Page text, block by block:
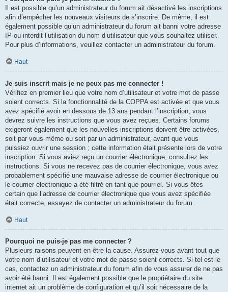
Il est possible qu’un administrateur du forum ait désactivé les inscriptions
afin d’empêcher les nouveaux visiteurs de s’inscrire. De même, il est
également possible qu’un administrateur du forum ait banni votre adresse
IP ou interdit l’utilisation du nom d’utilisateur que vous souhaitez utiliser.
Pour plus d’informations, veuillez contacter un administrateur du forum.
Haut
Je suis inscrit mais je ne peux pas me connecter !
Vérifiez en premier lieu que votre nom d’utilisateur et votre mot de passe
soient corrects. Si la fonctionnalité de la COPPA est activée et que vous
avez spécifié avoir en dessous de 13 ans pendant l’inscription, vous
devrez suivre les instructions que vous avez reçues. Certains forums
exigeront également que les nouvelles inscriptions doivent être activées,
soit par vous-même ou soit par un administrateur, avant que vous
puissiez ouvrir une session ; cette information était présente lors de votre
inscription. Si vous aviez reçu un courrier électronique, consultez les
instructions. Si vous ne recevez pas de courrier électronique, vous avez
probablement spécifié une mauvaise adresse de courrier électronique ou
le courrier électronique a été filtré en tant que pourriel. Si vous êtes
certain que l’adresse de courrier électronique que vous avez spécifiée
était correcte, essayez de contacter un administrateur du forum.
Haut
Pourquoi ne puis-je pas me connecter ?
Plusieurs raisons peuvent en être la cause. Assurez-vous avant tout que
votre nom d’utilisateur et votre mot de passe soient corrects. Si tel est le
cas, contactez un administrateur du forum afin de vous assurer de ne pas
avoir été banni. Il est également possible que le propriétaire du site
internet ait un problème de configuration et qu’il soit nécessaire de la